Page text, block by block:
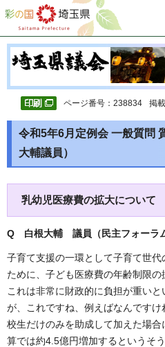
彩の国 埼玉県
ページ番号：238834 掲
令和5年6月定例会 一般質問
大輔議員）
乳幼児医療費の拡大について
Q 白根大輔 議員（民主フォーラム
子育て支援の一環として子育て世
ために、子ども医療費の年齢制限の
これは非常に財政的に負担が重い
が、これですね、例えばなんです
校生だけのみを助成して加えた場
算では約4.5億円増加するというそ